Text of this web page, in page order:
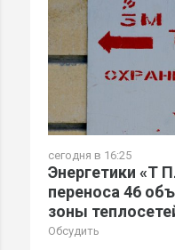
сегодня в 16:25
Энергетики «Т
переноса 46
зоны
Обсудить